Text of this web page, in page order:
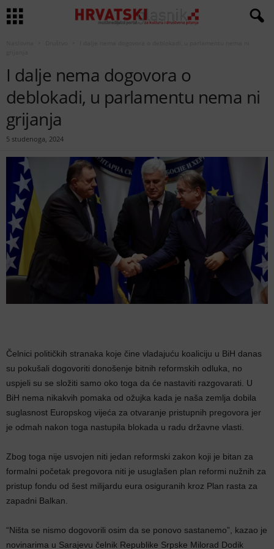
I dalje nema dogovora o
deblokadi, u parlamentu nema ni
grijanja
5 studenoga, 2024
Čelnici političkih stranaka koje čine vladajuću koaliciju u BiH danas
su pokušali dogovoriti donošenje bitnih reformskih odluka, no
uspjeli su se složiti samo oko toga da će nastaviti razgovarati. U
BiH nema nikakvih pomaka od ožujka kada je naša zemlja dobila
suglasnost Europskog vijeća za otvaranje pristupnih pregovora jer
je odmah nakon toga nastupila blokada u radu državne vlasti.
Zbog toga nije usvojen niti jedan reformski zakon koji je bitan za
formalni početak pregovora niti je usuglašen plan reformi nužnih za
pristup fondu od šest milijardu eura osiguranih kroz Plan rasta za
zapadni Balkan.
“Ništa se nismo dogovorili osim da se ponovo sastanemo”, kazao je
novinarima u Sarajevu čelnik Republike Srpske Milorad Dodik